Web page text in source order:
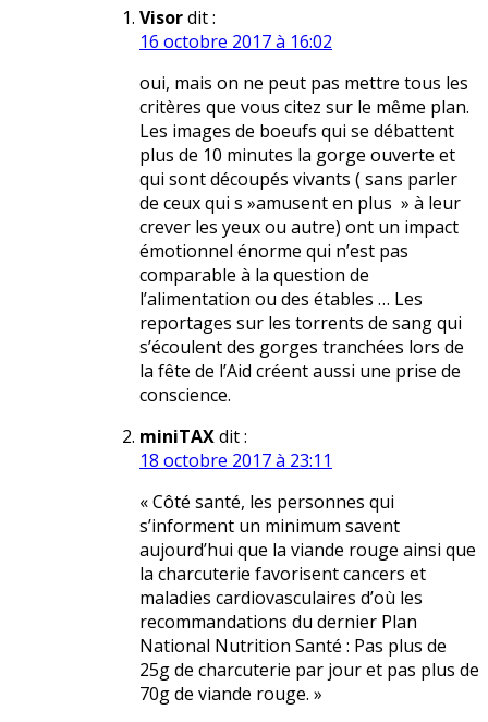
Visordit :
16 octobre 2017 à 16:02
oui, mais on ne peut pas mettre tous les
critères que vous citez sur le même plan.
Les images de boeufs qui se débattent
plus de 10 minutes la gorge ouverte et
qui sont découpés vivants ( sans parler
de ceux qui s »amusent en plus » à leur
crever les yeux ou autre) ont un impact
émotionnel énorme qui n’est pas
comparable à la question de
l’alimentation ou des étables … Les
reportages sur les torrents de sang qui
s’écoulent des gorges tranchées lors de
la fête de l’Aid créent aussi une prise de
conscience.
miniTAXdit :
18 octobre 2017 à 23:11
« Côté santé, les personnes qui
s’informent un minimum savent
aujourd’hui que la viande rouge ainsi que
la charcuterie favorisent cancers et
maladies cardiovasculaires d’où les
recommandations du dernier Plan
National Nutrition Santé : Pas plus de
25g de charcuterie par jour et pas plus de
70g de viande rouge. »